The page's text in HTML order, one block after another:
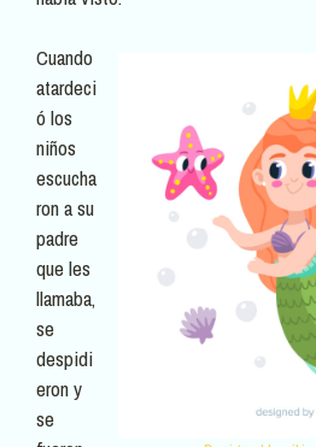
Cuando
atardeci
ó los
niños
escucha
ron a su
padre
que les
llamaba,
se
despidi
eron y
se